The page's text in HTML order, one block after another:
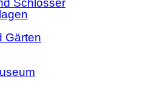
Gärten